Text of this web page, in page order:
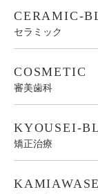
CERAMIC-
セラミック
COSMETIC
審美歯科
KYOUSEI-
矯正治療
KAMIAWASE